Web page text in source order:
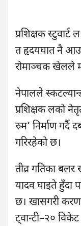
प्रशिक्षक
त हृदयघात नै
रोमाञ्चक खेलले
नेपालले
प्रशिक्षक लको
रुम’ निर्माण गर्दै
गरिरहेको छ।
तीव्र गतिका
यादव घाइते हुँदा
छ। खासगरी करण
ट्वान्टी–२०